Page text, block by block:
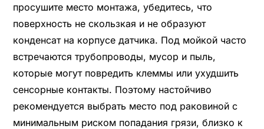
просушите место монтажа, убедитесь, что
поверхность не скользкая и не образуют
конденсат на корпусе датчика. Под мойкой часто
встречаются трубопроводы, мусор и пыль,
которые могут повредить клеммы или ухудшить
сенсорные контакты. Поэтому настойчиво
рекомендуется выбрать место под раковиной с
минимальным риском попадания грязи, близко к